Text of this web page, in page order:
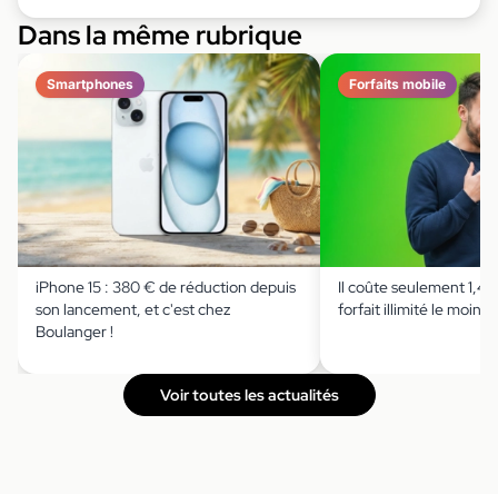
Dans la même rubrique
Smartphones
iPhone 15 : 380 € de réduction depuis
son lancement, et c'est chez
Boulanger !
Forfaits mobile
Il coûte seulement
forfait illimité le moins
Voir toutes les actualités